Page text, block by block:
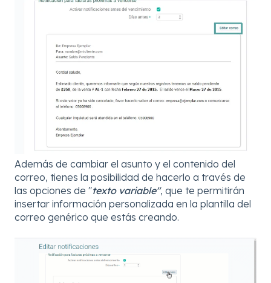
Además de cambiar el asunto y el contenido del
correo, tienes la posibilidad de hacerlo a través de
las opciones de "texto variable", que te permitirán
insertar información personalizada en la plantilla del
correo genérico que estás creando.